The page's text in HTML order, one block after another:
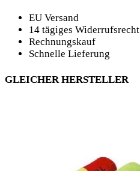
EU Versand
14 tägiges Widerrufsrecht
Rechnungskauf
Schnelle Lieferung
GLEICHER HERSTELLER